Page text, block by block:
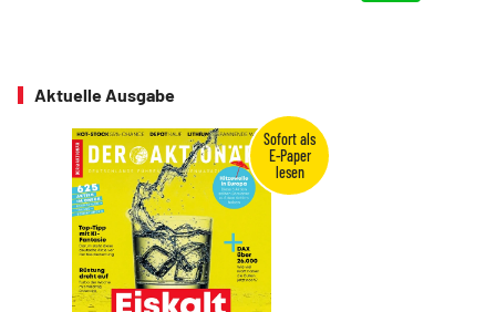
Aktuelle Ausgabe